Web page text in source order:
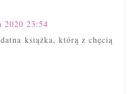
2020 23:54
książka, którą z chęcią